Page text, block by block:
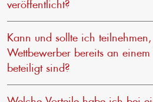
Mehr erfahren
veröffentlicht?
veröffentlicht bzw. nach einer
Verzögerung bekannt gegeben.
Projektteilnehmer immer
Mehr erfahren
Kann und sollte ich
Wettbewerber bereits an
beteiligt sind?